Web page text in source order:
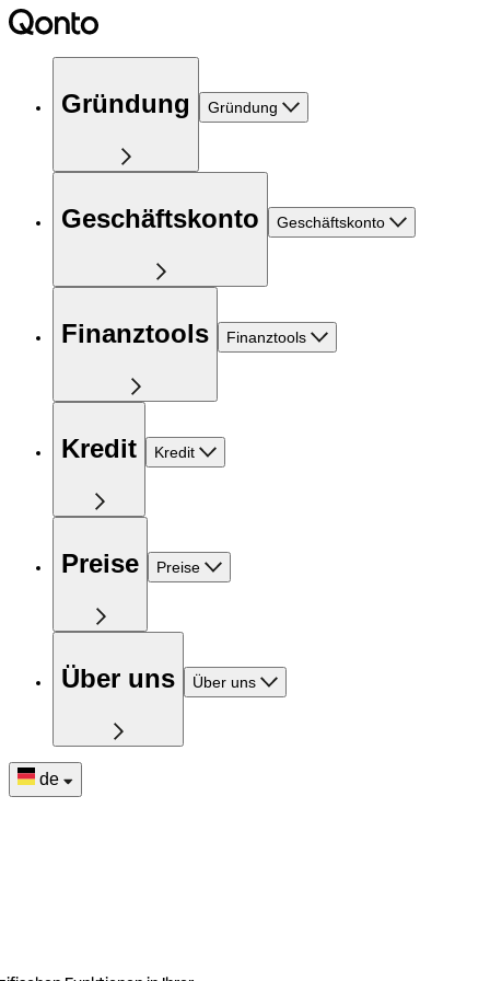
Gründung Gründung
Geschäftskonto Geschäftskonto
Finanztools Finanztools
Kredit Kredit
Preise Preise
Über uns Über uns
de